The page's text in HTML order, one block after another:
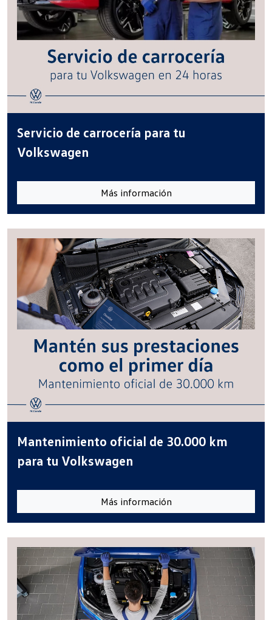
Servicio de carrocería para tu
Volkswagen
Más información
Mantenimiento oficial de 30.000 km
para tu Volkswagen
Más información